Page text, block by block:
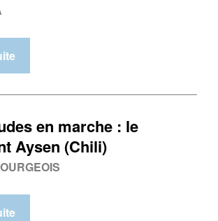
en marche : le
Aysen (Chili)